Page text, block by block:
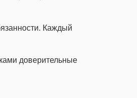
Каждый
доверительные